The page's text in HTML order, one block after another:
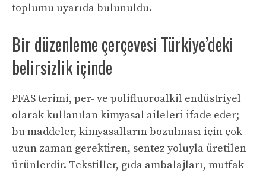
toplumu uyarıda bulunuldu.
Bir düzenleme çerçevesi Türkiye’deki
belirsizlik içinde
PFAS terimi, per- ve polifluoroalkil endüstriyel
olarak kullanılan kimyasal aileleri ifade eder;
bu maddeler, kimyasalların bozulması için çok
uzun zaman gerektiren, sentez yoluyla üretilen
ürünlerdir. Tekstiller, gıda ambalajları, mutfak